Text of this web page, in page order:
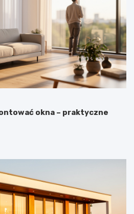
okna – praktyczne